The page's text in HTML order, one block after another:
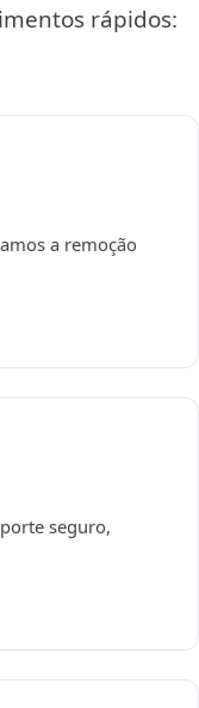
rápidos:
a remoção
seguro,